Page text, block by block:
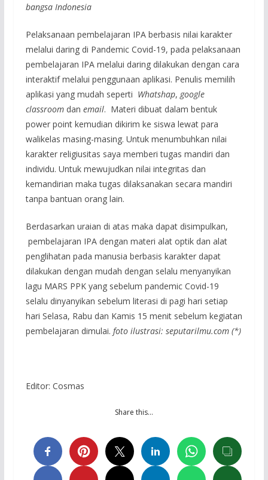
bangsa Indonesia
Pelaksanaan pembelajaran IPA berbasis nilai karakter
melalui daring di Pandemic Covid-19, pada pelaksanaan
pembelajaran IPA melalui daring dilakukan dengan cara
interaktif melalui penggunaan aplikasi. Penulis memilih
aplikasi yang mudah seperti Whatshap, google
classroomdan email. Materi dibuat dalam bentuk
power point kemudian dikirim ke siswa lewat para
walikelas masing-masing. Untuk menumbuhkan nilai
karakter religiusitas saya memberi tugas mandiri dan
individu. Untuk mewujudkan nilai integritas dan
kemandirian maka tugas dilaksanakan secara mandiri
tanpa bantuan orang lain.
Berdasarkan uraian di atas maka dapat disimpulkan,
pembelajaran IPA dengan materi alat optik dan alat
penglihatan pada manusia berbasis karakter dapat
dilakukan dengan mudah dengan selalu menyanyikan
lagu MARS PPK yang sebelum pandemic Covid-19
selalu dinyanyikan sebelum literasi di pagi hari setiap
hari Selasa, Rabu dan Kamis 15 menit sebelum kegiatan
pembelajaran dimulai. foto ilustrasi: seputarilmu.com (*)
Editor: Cosmas
Share this…